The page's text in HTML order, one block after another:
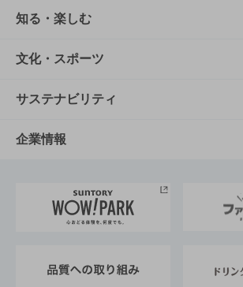
商品TOP
商品一覧
商品発売情報
栄養成分一覧
知る・楽しむ
知る・楽しむTOP
キャンペーン
工場見学
地域情報
文化・スポーツ
文化・スポーツTOP
サントリーホール
サントリーサンバーズ大阪
サステナビリティ
サステナビリティTOP
サントリーが考えるサステナビリテ
企業情報
企業概要